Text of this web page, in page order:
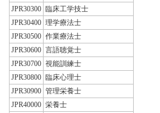
JPR30300 臨床工学技士
JPR30400 理学療法士
JPR30500 作業療法士
JPR30600 言語聴覚士
JPR30700 視能訓練士
JPR30800 臨床心理士
JPR30900 管理栄養士
JPR40000 栄養士